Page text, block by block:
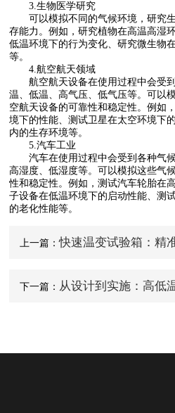
3.生物医学研究
可以模拟不同的气候环境，研究生
存能力。例如，研究植物在高温高湿
低温环境下的行为变化、研究微生物
等。
4.航空航天领域
航空航天设备在使用过程中会受到
温、低温、高气压、低气压等。可以
空航天设备的可靠性和稳定性。例如
境下的性能、测试卫星在太空环境下
内的生存环境等。
5.汽车工业
汽车在使用过程中会受到各种气候
高湿度、低湿度等。可以模拟这些气
性和稳定性。例如，测试汽车轮胎在
子设备在低温环境下的启动性能、测
的老化性能等。
上一篇：快速温变试验箱：精
下一篇： 从设计到实施：高低